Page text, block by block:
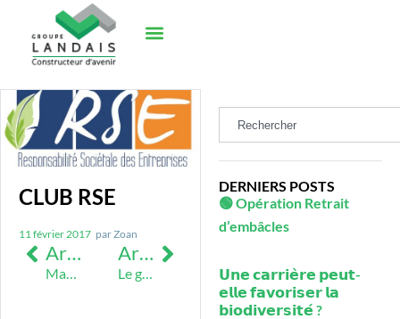
CLUB RSE
11 février 2017 parZoan
Article précédent
Marathon Nantes 2016
Article suivant
Le goupe Landais partenaire de l’Open International de Squash de Nantes
DERNIERS POSTS
🟢 Opération Retrait
d’embâcles
𝗨𝗻𝗲 𝗰𝗮𝗿𝗿𝗶𝗲̀𝗿𝗲 𝗽𝗲𝘂𝘁-
𝗲𝗹𝗹𝗲 𝗳𝗮𝘃𝗼𝗿𝗶𝘀𝗲𝗿 𝗹𝗮
𝗯𝗶𝗼𝗱𝗶𝘃𝗲𝗿𝘀𝗶𝘁𝗲́ ?